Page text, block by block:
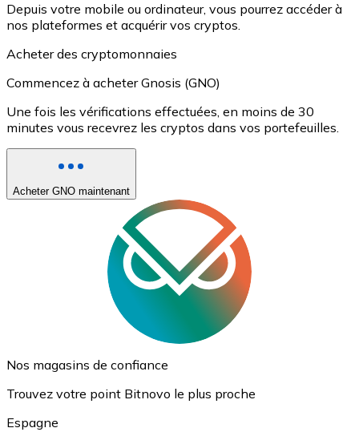
Depuis votre mobile ou ordinateur, vous pourrez accéder à
nos plateformes et acquérir vos cryptos.
Acheter des cryptomonnaies
Commencez à acheter Gnosis (GNO)
Une fois les vérifications effectuées, en moins de 30
minutes vous recevrez les cryptos dans vos portefeuilles.
Acheter GNO maintenant
Nos magasins de confiance
Trouvez votre point Bitnovo le plus proche
Espagne